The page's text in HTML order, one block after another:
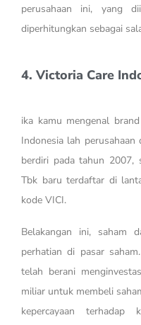
perusahaan ini, yang
diperhitungkan sebagai
4. Victoria Care
ika kamu mengenal
Indonesia lah
berdiri pada tahun 2007,
Tbk baru terdaftar di
kode VICI.
Belakangan ini, saham
perhatian di pasar
telah berani
miliar untuk membeli
kepercayaan terhadap